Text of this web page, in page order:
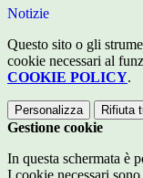
Notizie
Questo sito o gli
cookie necessari al
COOKIE POLICY.
Personalizza Rifiuta
Gestione cookie
In questa schermata è
I cookie necessari